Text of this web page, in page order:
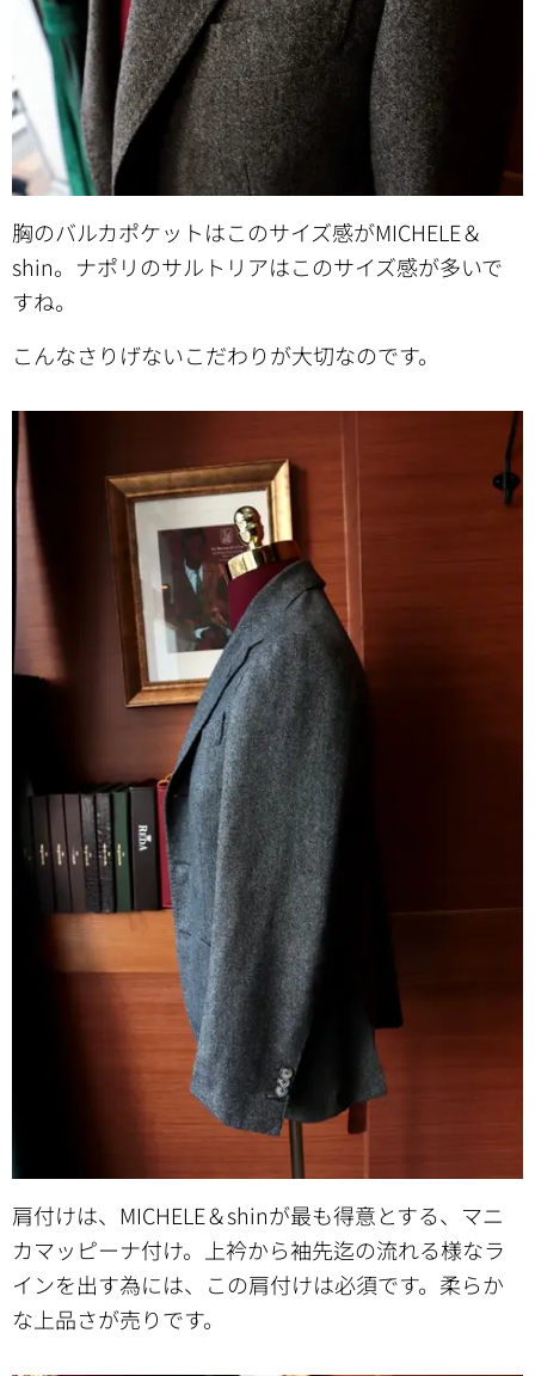
胸のバルカポケットはこのサイズ感がMICHELE＆
shin。ナポリのサルトリアはこのサイズ感が多いで
すね。
こんなさりげないこだわりが大切なのです。
肩付けは、MICHELE＆shinが最も得意とする、マニ
カマッピーナ付け。上衿から袖先迄の流れる様なラ
インを出す為には、この肩付けは必須です。柔らか
な上品さが売りです。